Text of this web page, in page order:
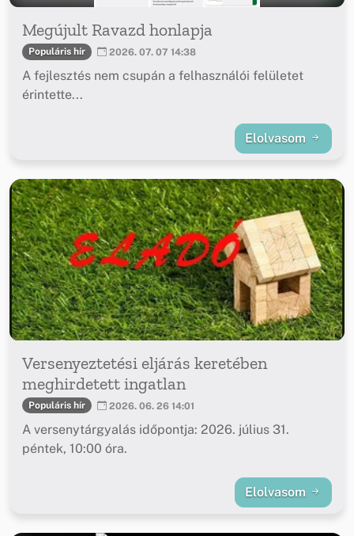
Megújult Ravazd honlapja
Populáris hír 2026. 07. 07 14:38
A fejlesztés nem csupán a felhasználói felületet
érintette...
Elolvasom
Versenyeztetési eljárás keretében
meghirdetett ingatlan
Populáris hír 2026. 06. 26 14:01
A versenytárgyalás időpontja: 2026. július 31.
péntek, 10:00 óra.
Elolvasom